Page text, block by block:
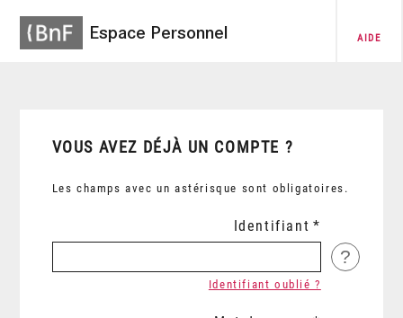
Espace Personnel AIDE
VOUS AVEZ DÉJÀ UN COMPTE ?
Les champs avec un astérisque sont obligatoires.
Identifiant
?
Identifiant oublié ?